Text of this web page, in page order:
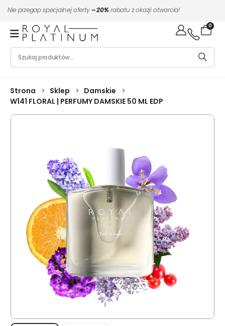
Nie przegap specjalnej oferty – 20%rabatu z okazji otwarcia!
0
Strona Sklep
Damskie
W141 FLORAL | PERFUMY DAMSKIE 50 ML EDP